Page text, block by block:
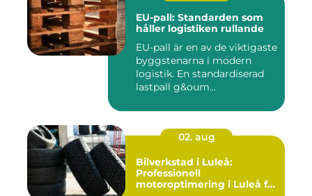
EU-pall: Standarden som
håller logistiken rullande
EU-pall är en av de viktigaste
byggstenarna i modern
logistik. En standardiserad
lastpall g&oum...
02. aug
Bilverkstad i Luleå:
Professionell
motoroptimering i Luleå för